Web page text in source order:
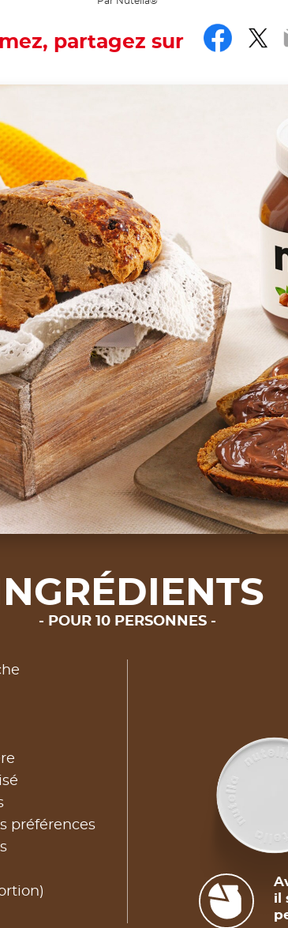
partagez sur
It certainly smells like it.
#nutellarecipe
from the Marche region of Italy. It is
INGRÉDIENTS
POUR 10 PERSONNES
préférences
il